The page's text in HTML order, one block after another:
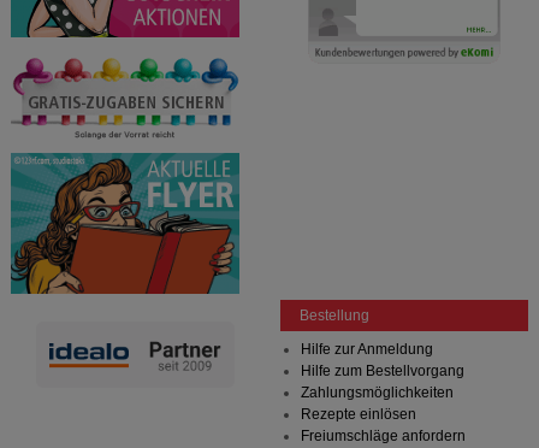
Bestellung
Hilfe zur Anmeldung
Hilfe zum Bestellvorgang
Zahlungsmöglichkeiten
Rezepte einlösen
Freiumschläge anfordern